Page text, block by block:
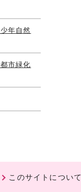
年自然
市緑化
このサイトについて